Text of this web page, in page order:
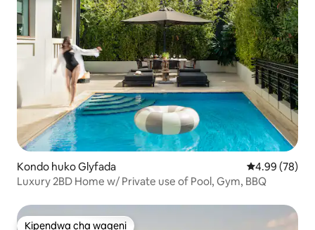
Kondo huko Glyfada Ukadiriaji wa
4.99 (78)
Luxury 2BD Home w/ Private use of Pool, Gym, BBQ
Kipendwa cha wageni